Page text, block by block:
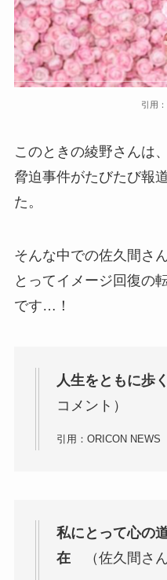
引用
このときの綾野さんは
脅迫事件がたびたび報
た。
そんな中での佐久間さ
とってイメージ回復の
です…！
人生をともに歩
コメント）
引用：ORICON NEWS
私にとって心の
在（佐久間さん